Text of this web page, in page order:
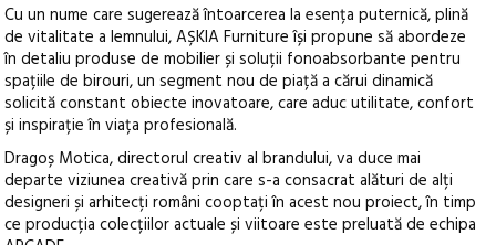
Cu un nume care sugerează întoarcerea la esența puternică, plină
de vitalitate a lemnului, AȘKIA Furniture își propune să abordeze
în detaliu produse de mobilier și soluții fonoabsorbante pentru
spațiile de birouri, un segment nou de piață a cărui dinamică
solicită constant obiecte inovatoare, care aduc utilitate, confort
și inspirație în viața profesională.
Dragoș Motica, directorul creativ al brandului, va duce mai
departe viziunea creativă prin care s-a consacrat alături de alți
designeri și arhitecți români cooptați în acest nou proiect, în timp
ce producția colecțiilor actuale și viitoare este preluată de echipa